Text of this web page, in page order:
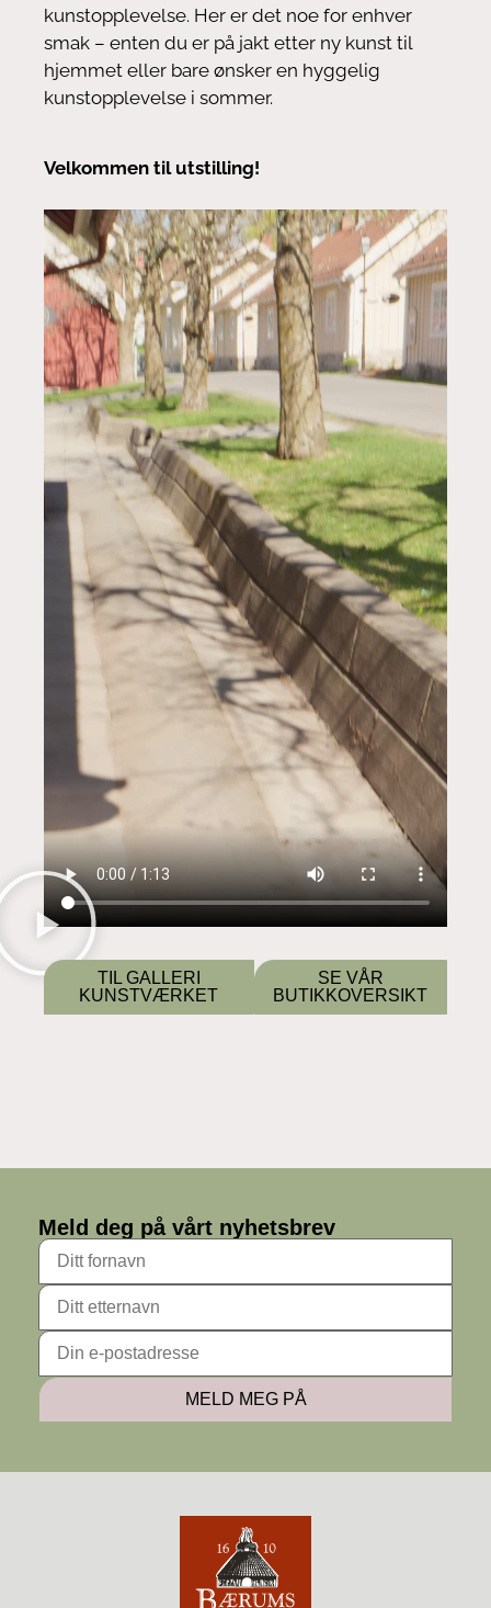
kunstopplevelse. Her er det noe for enhver
smak – enten du er på jakt etter ny kunst til
hjemmet eller bare ønsker en hyggelig
kunstopplevelse i sommer.
Velkommen til utstilling!
TIL GALLERI
KUNSTVÆRKET
SE VÅR
BUTIKKOVERSIKT
Meld deg på vårt nyhetsbrev